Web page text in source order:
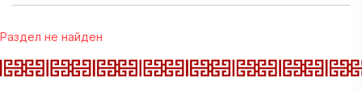
Раздел не найден